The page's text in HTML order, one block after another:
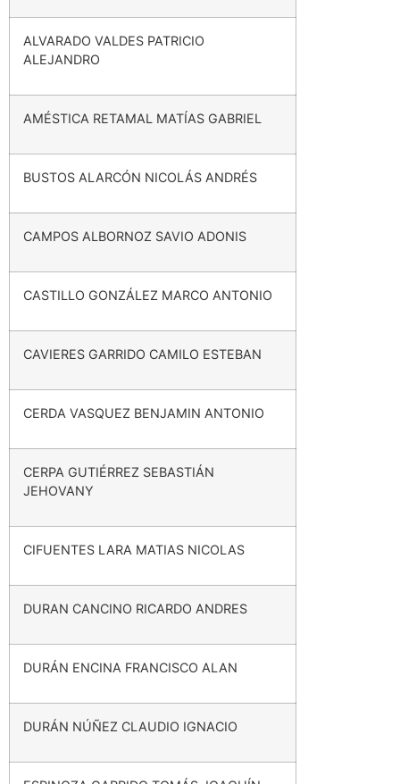
ALVARADO VALDES PATRICIO
ALEJANDRO
AMÉSTICA RETAMAL MATÍAS GABRIEL
BUSTOS ALARCÓN NICOLÁS ANDRÉS
CAMPOS ALBORNOZ SAVIO ADONIS
CASTILLO GONZÁLEZ MARCO ANTONIO
CAVIERES GARRIDO CAMILO ESTEBAN
CERDA VASQUEZ BENJAMIN ANTONIO
CERPA GUTIÉRREZ SEBASTIÁN
JEHOVANY
CIFUENTES LARA MATIAS NICOLAS
DURAN CANCINO RICARDO ANDRES
DURÁN ENCINA FRANCISCO ALAN
DURÁN NÚÑEZ CLAUDIO IGNACIO